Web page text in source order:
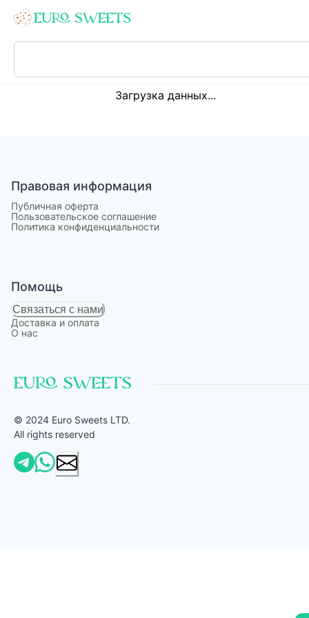
Загрузка данных...
Правовая информация
Публичная оферта
Пользовательское соглашение
Политика конфиденциальности
Помощь
Связаться с нами
Доставка и оплата
О нас
© 2024 Euro Sweets LTD.
All rights reserved